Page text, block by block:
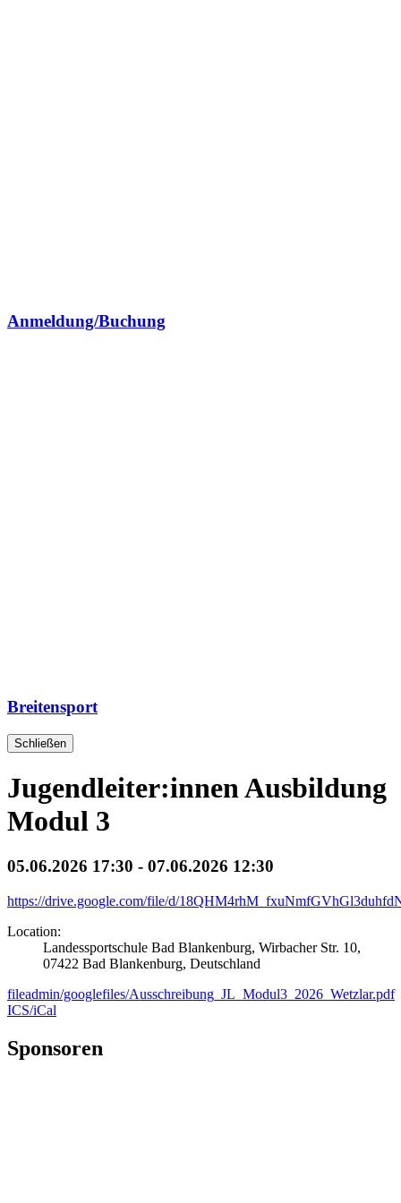
Anmeldung/Buchung
Breitensport
Schließen
Jugendleiter:innen Ausbildung
Modul 3
05.06.2026 17:30 - 07.06.2026 12:30
https://drive.google.com/file/d/
Location:
Landessportschule Bad Blankenburg, Wirbacher Str. 10,
07422 Bad Blankenburg, Deutschland
fileadmin/googlefiles/Ausschreibung_JL_Modul3_2026_Wetzlar.pdf
ICS/iCal
Sponsoren